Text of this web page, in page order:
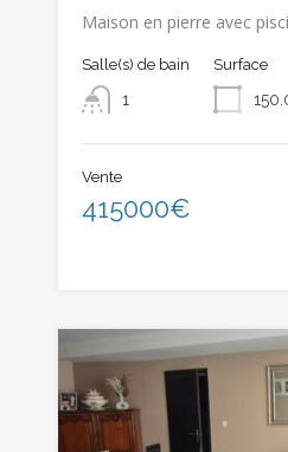
Maison en pierre avec
Salle(s) de bain
1
Surface
Vente
415000€